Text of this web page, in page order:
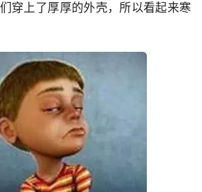
穿上了厚厚的外壳，所以看起来寒